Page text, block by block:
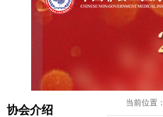
协会介绍
当前位置：